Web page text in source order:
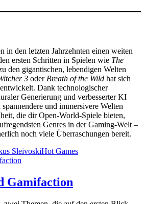
in den letzten Jahrzehnten einen weiten
ersten Schritten in Spielen wie The
den gigantischen, lebendigen Welten
3 oder Breath of the Wild hat sich
Dank technologischer
Generierung und verbesserter KI
und immersivere Welten
die dir Open-World-Spiele bieten,
Genres in der Gaming-Welt –
noch viele Überraschungen bereit.
SleivoskiKategorien
Hot Games
Gamifaction